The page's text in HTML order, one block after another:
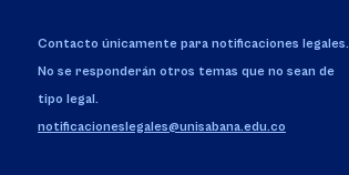
Contacto únicamente para notificaciones legales.
No se responderán otros temas que no sean de
tipo legal.
notificacioneslegales@unisabana.edu.co